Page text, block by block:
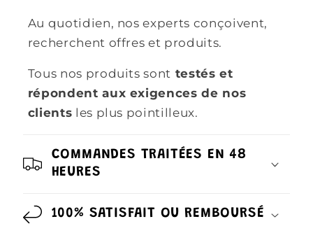
Au quotidien, nos experts conçoivent,
recherchent offres et produits.
Tous nos produits sont testés et
répondent aux exigences de nos
clients les plus pointilleux.
COMMANDES TRAITÉES EN 48
HEURES
100% SATISFAIT OU REMBOURSÉ